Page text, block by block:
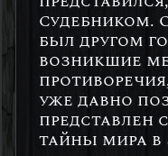
Судебником.
был другом
возникшие
уже давно
представлен
тайны мира в